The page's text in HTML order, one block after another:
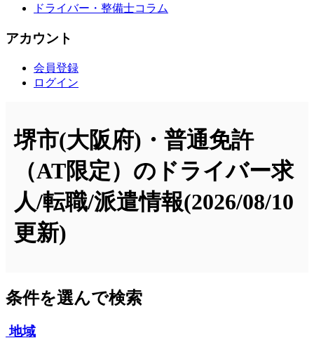
ドライバー・整備士コラム
アカウント
会員登録
ログイン
堺市(大阪府)・普通免許
（AT限定）のドライバー求
人/転職/派遣情報(2026/08/10
更新)
条件を選んで検索
地域